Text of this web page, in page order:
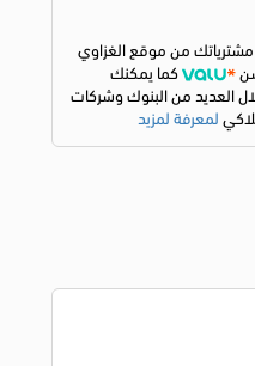
من موقع الغزاوي
كما يمكنك
العديد من البنوك وشركات
لمعرفة لمزيد